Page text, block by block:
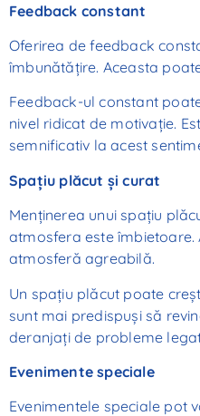
Feedback constant
Oferirea de feedback
îmbunătățire. Aceasta
Feedback-ul constant
nivel ridicat de motivație.
semnificativ la acest
Spațiu plăcut și curat
Menținerea unui spațiu
atmosfera este îmbietoare.
atmosferă agreabilă.
Un spațiu plăcut poate
sunt mai predispuși să
deranjați de probleme
Evenimente speciale
Evenimentele speciale pot